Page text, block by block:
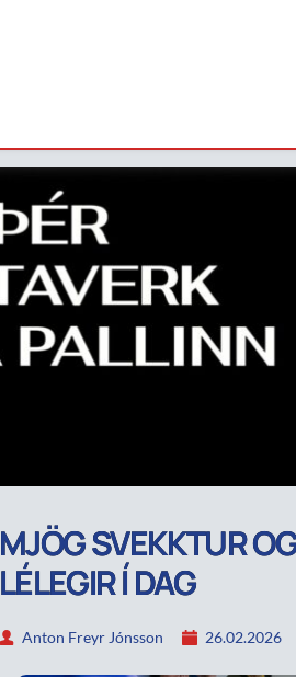
MJÖG SVEKKTUR
LÉLEGIR Í DAG
Anton Freyr Jónsson 26.02.2026